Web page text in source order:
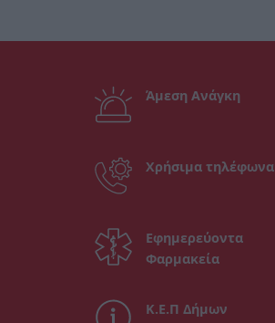
Άμεση Ανάγκη
Χρήσιμα τηλέφωνα
Εφημερεύοντα
Φαρμακεία
Κ.Ε.Π Δήμων